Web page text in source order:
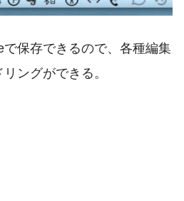
保存できるので、各種編集
ングができる。